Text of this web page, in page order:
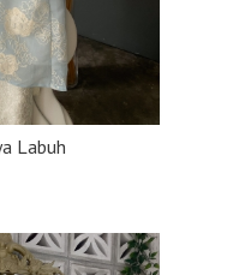
Labuh